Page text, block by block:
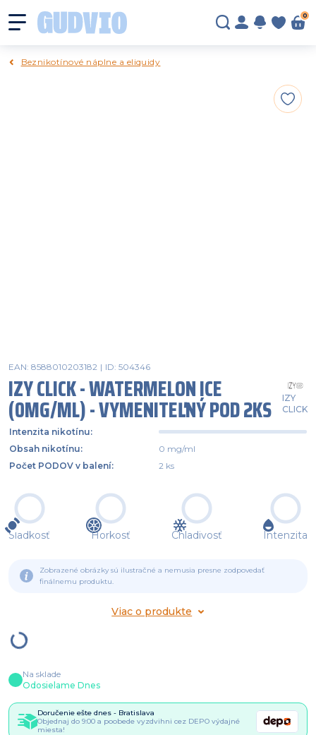
0
Beznikotínové náplne a eliquidy
EAN: 8588010203182 | ID: 504346
IZY CLICK - WATERMELON ICE
(0MG/ML) - VYMENITEĽNÝ POD 2KS
IZY
CLICK
Intenzita nikotínu:
Obsah nikotínu:
0 mg/ml
Počet PODOV v balení: 2 ks
Sladkosť Horkosť Chladivosť Intenzita
Zobrazené obrázky sú ilustračné a nemusia presne zodpovedať
finálnemu produktu.
Viac o produkte
Na sklade
Odosielame Dnes
Doručenie ešte dnes - Bratislava
Objednaj do 9:00 a poobede vyzdvihni cez DEPO výdajné
miesta!